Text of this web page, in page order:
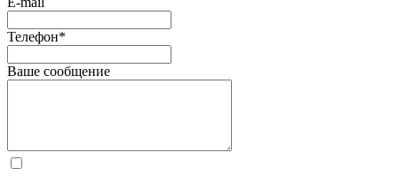
Телефон*
Ваше сообщение